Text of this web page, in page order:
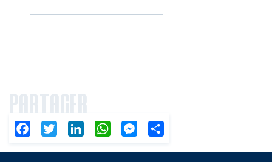
PARTAGER
FacebookTwitter LinkedIn WhatsAppMessenger